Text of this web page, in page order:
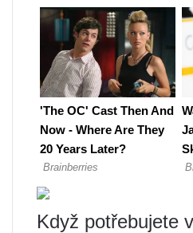
Když potřebujete